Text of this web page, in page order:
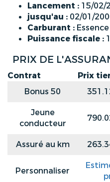
Lancement : 15/02/
jusqu'au : 02/01/
Carburant : Essence
Puissance fiscale :
PRIX DE
Contrat Prix
Bonus 50
Jeune
conducteur
Assuré au km
Personnaliser